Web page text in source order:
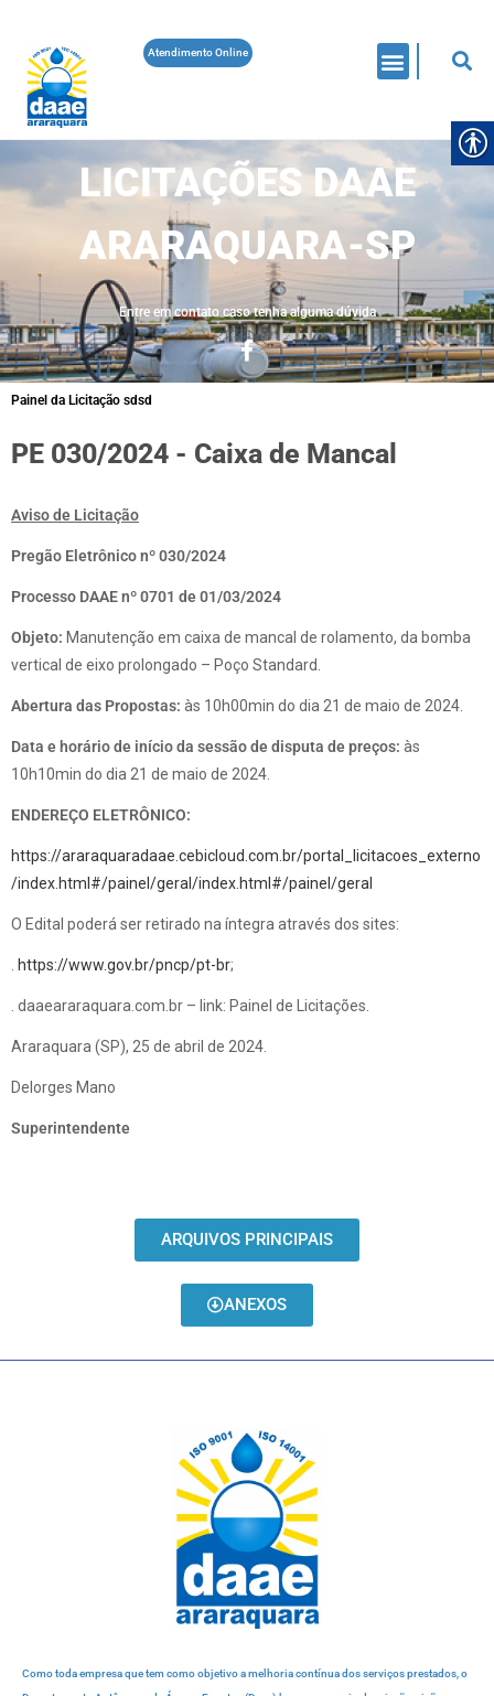
Atendimento Online
LICITAÇÕES DAAE
ARARAQUARA-SP
Entre em contato caso tenha alguma dúvida
Painel da Licitação sdsd
PE 030/2024 - Caixa de Mancal
Aviso de Licitação
Pregão Eletrônico nº 030/2024
Processo DAAE nº 0701 de 01/03/2024
Objeto: Manutenção em caixa de mancal de rolamento, da bomba
vertical de eixo prolongado – Poço Standard.
Abertura das Propostas: às 10h00min do dia 21 de maio de 2024.
Data e horário de início da sessão de disputa de preços: às
10h10min do dia 21 de maio de 2024.
ENDEREÇO ELETRÔNICO:
https://araraquaradaae.cebicloud.com.br/portal_licitacoes_externo
/index.html#/painel/geral/index.html#/painel/geral
O Edital poderá ser retirado na íntegra através dos sites:
. https://www.gov.br/pncp/pt-br;
. daaeararaquara.com.br – link: Painel de Licitações.
Araraquara (SP), 25 de abril de 2024.
Delorges Mano
Superintendente
ARQUIVOS PRINCIPAIS
ANEXOS
Como toda empresa que tem como objetivo a melhoria contínua dos serviços prestados, o